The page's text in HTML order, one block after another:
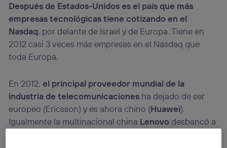
Después de Estados-Unidos es el país que más
empresas tecnológicas tiene cotizando en el
Nasdaq, por delante de Israel y de Europa. Tiene en
2012 casi 3 veces más empresas en el Nasdaq que
toda Europa.
En 2012,el principal proveedor mundial de la
industria de telecomunicaciones ha dejado de ser
europeo (Ericsson) y es ahora chino (Huawei).
Igualmente la multinacional china Lenovodesbancó a